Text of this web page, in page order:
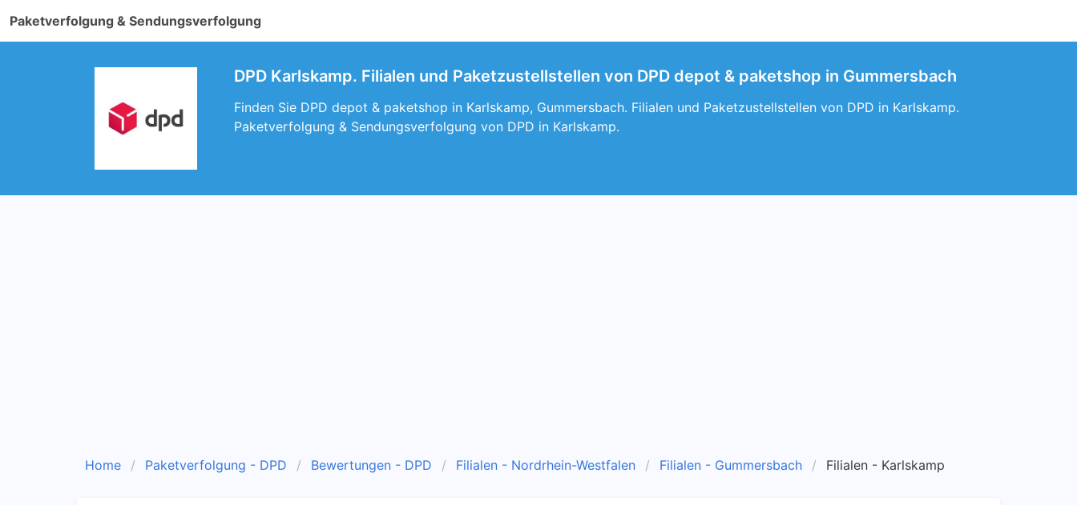
Paketverfolgung & Sendungsverfolgung
DPD Karlskamp. Filialen und Paketzustellstellen von DPD depot & paketshop in Gummersbach
Finden Sie DPD depot & paketshop in Karlskamp, Gummersbach. Filialen und Paketzustellstellen von DPD in Karlskamp.
Paketverfolgung & Sendungsverfolgung von DPD in Karlskamp.
Home Paketverfolgung - DPD Bewertungen - DPD Filialen - Nordrhein-Westfalen Filialen - Gummersbach Filialen - Karlskamp